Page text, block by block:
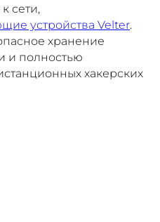
сети,
устройства Velter.
хранение
и полностью
хакерских